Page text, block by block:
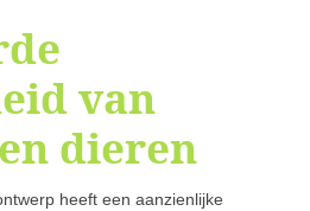
van
dieren
heeft een aanzienlijke